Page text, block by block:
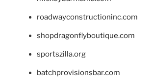
roadwayconstructioninc.com
shopdragonflyboutique.com
sportszilla.org
batchprovisionsbar.com